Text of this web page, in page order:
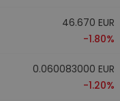
46.670 EUR
-1.80%
0.060083000 EUR
-1.20%